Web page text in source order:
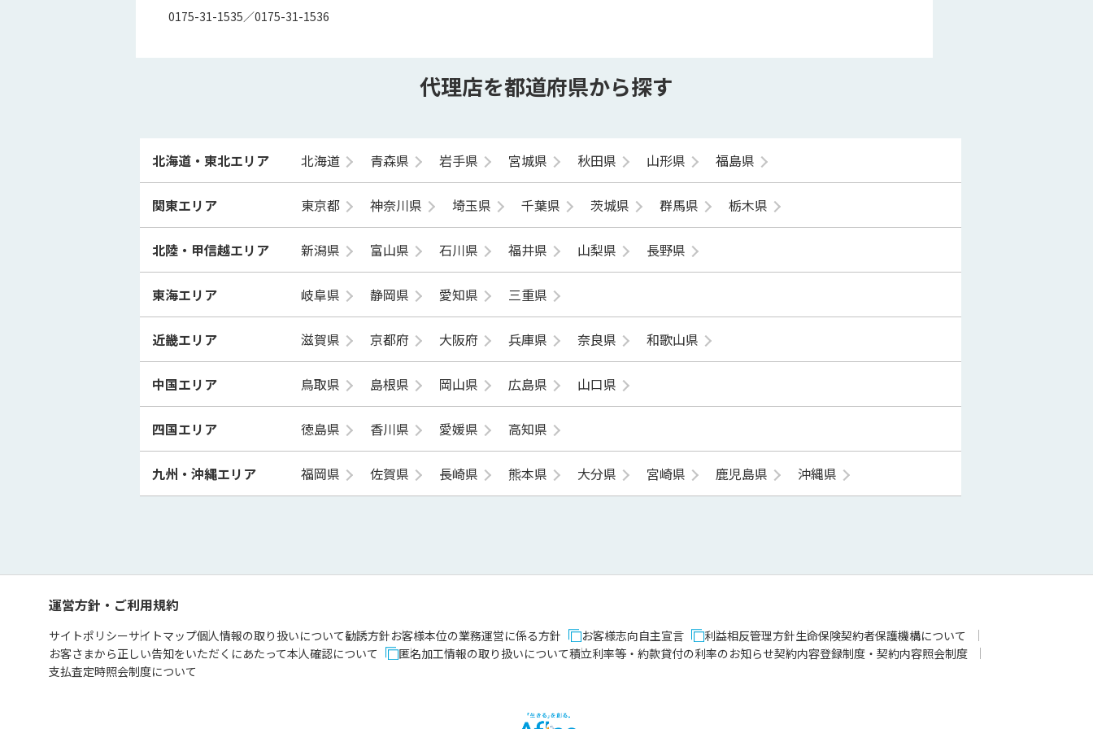
0175-31-1535／0175-31-1536
代理店を都道府県から探す
北海道・東北エリア 北海道 青森県 岩手県 宮城県 秋田県 山形県 福島県
関東エリア 東京都 神奈川県 埼玉県 千葉県 茨城県 群馬県 栃木県
北陸・甲信越エリア 新潟県 富山県 石川県 福井県 山梨県 長野県
東海エリア 岐阜県 静岡県 愛知県 三重県
近畿エリア 滋賀県 京都府 大阪府 兵庫県 奈良県 和歌山県
中国エリア 鳥取県 島根県 岡山県 広島県 山口県
四国エリア 徳島県 香川県 愛媛県 高知県
九州・沖縄エリア 福岡県 佐賀県 長崎県 熊本県 大分県 宮崎県 鹿児島県 沖縄県
運営方針・ご利用規約
サイトポリシーサイトマップ個人情報の取り扱いについて勧誘方針お客様本位の業務運営に係る方針 お客様志向自主宣言 利益相反管理方針生命保険契約者保護機構について
お客さまから正しい告知をいただくにあたって本人確認について 匿名加工情報の取り扱いについて積立利率等・約款貸付の利率のお知らせ契約内容登録制度・契約内容照会制度
支払査定時照会制度について